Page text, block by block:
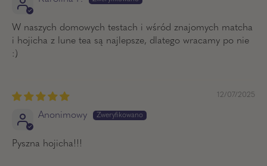
W naszych domowych testach i wśród znajomych matcha
i hojicha z lune tea są najlepsze, dlatego wracamy po nie
:)
12/07/2025
Anonimowy
Pyszna hojicha!!!